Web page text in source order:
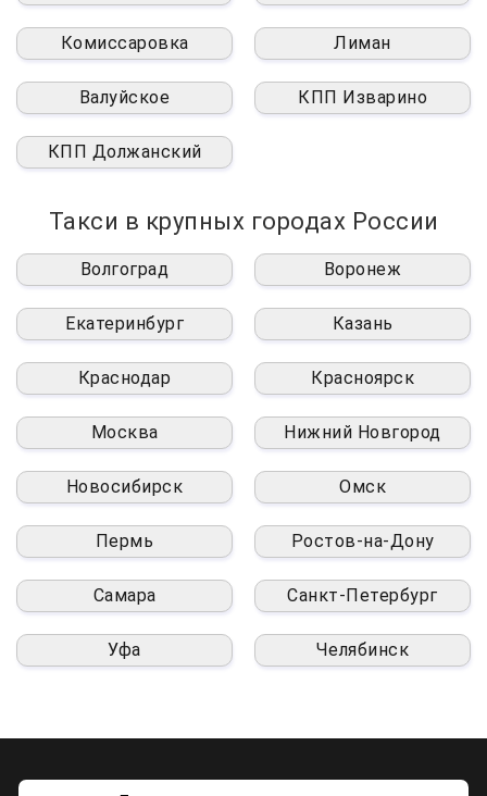
Комиссаровка Лиман
Валуйское КПП Изварино
КПП Должанский
Такси в крупных городах России
Волгоград Воронеж
Екатеринбург Казань
Краснодар Красноярск
Москва Нижний Новгород
Новосибирск Омск
Пермь Ростов-на-Дону
Самара Санкт-Петербург
Уфа Челябинск